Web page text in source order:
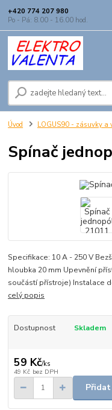
+420 774 207 980
Po - Pá: 8.00 - 16.00 hod.
Úvod LOGUS90 - zásuvky a
Spínač
Specifikace: 10 A - 250 V
hloubka 20 mm Upevnění
součástí přístroje) Instalace
celý popis
Dostupnost Skladem
59 Kč/ks
49 Kč bez DPH